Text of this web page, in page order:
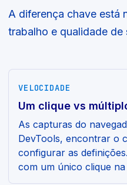
A diferença chave está
trabalho e qualidade de
VELOCIDADE
Um clique vs
As capturas do
DevTools, encontrar o
configurar as
com um único clique